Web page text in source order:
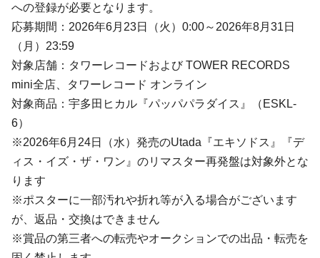
への登録が必要となります。
応募期間：2026年6月23日（火）0:00～2026年8月31日
（月）23:59
対象店舗：タワーレコードおよび TOWER RECORDS
mini全店、タワーレコード オンライン
対象商品：宇多田ヒカル『パッパパラダイス』（ESKL-
6）
※2026年6月24日（水）発売のUtada『エキソドス』『デ
ィス・イズ・ザ・ワン』のリマスター再発盤は対象外とな
ります
※ポスターに一部汚れや折れ等が入る場合がございます
が、返品・交換はできません
※賞品の第三者への転売やオークションでの出品・転売を